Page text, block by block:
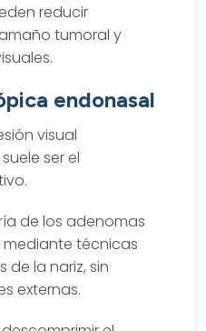
reducir
tumoral y
endonasal
visual
ser el
de los adenomas
técnicas
la nariz, sin
externas.